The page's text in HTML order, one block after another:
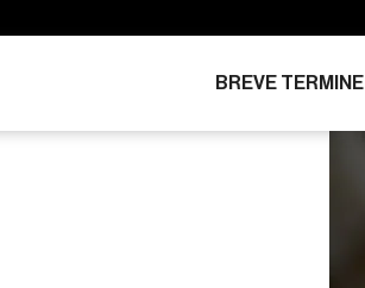
BREVE TERMINE